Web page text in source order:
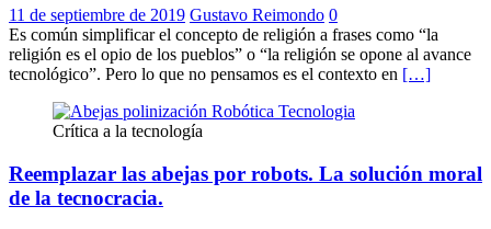
11 de septiembre de 2019 Gustavo Reimondo 0
Es común simplificar el concepto de religión a frases como “la
religión es el opio de los pueblos” o “la religión se opone al avance
tecnológico”. Pero lo que no pensamos es el contexto en […]
Crítica a la tecnología
Reemplazar las abejas por robots. La solución moral
de la tecnocracia.